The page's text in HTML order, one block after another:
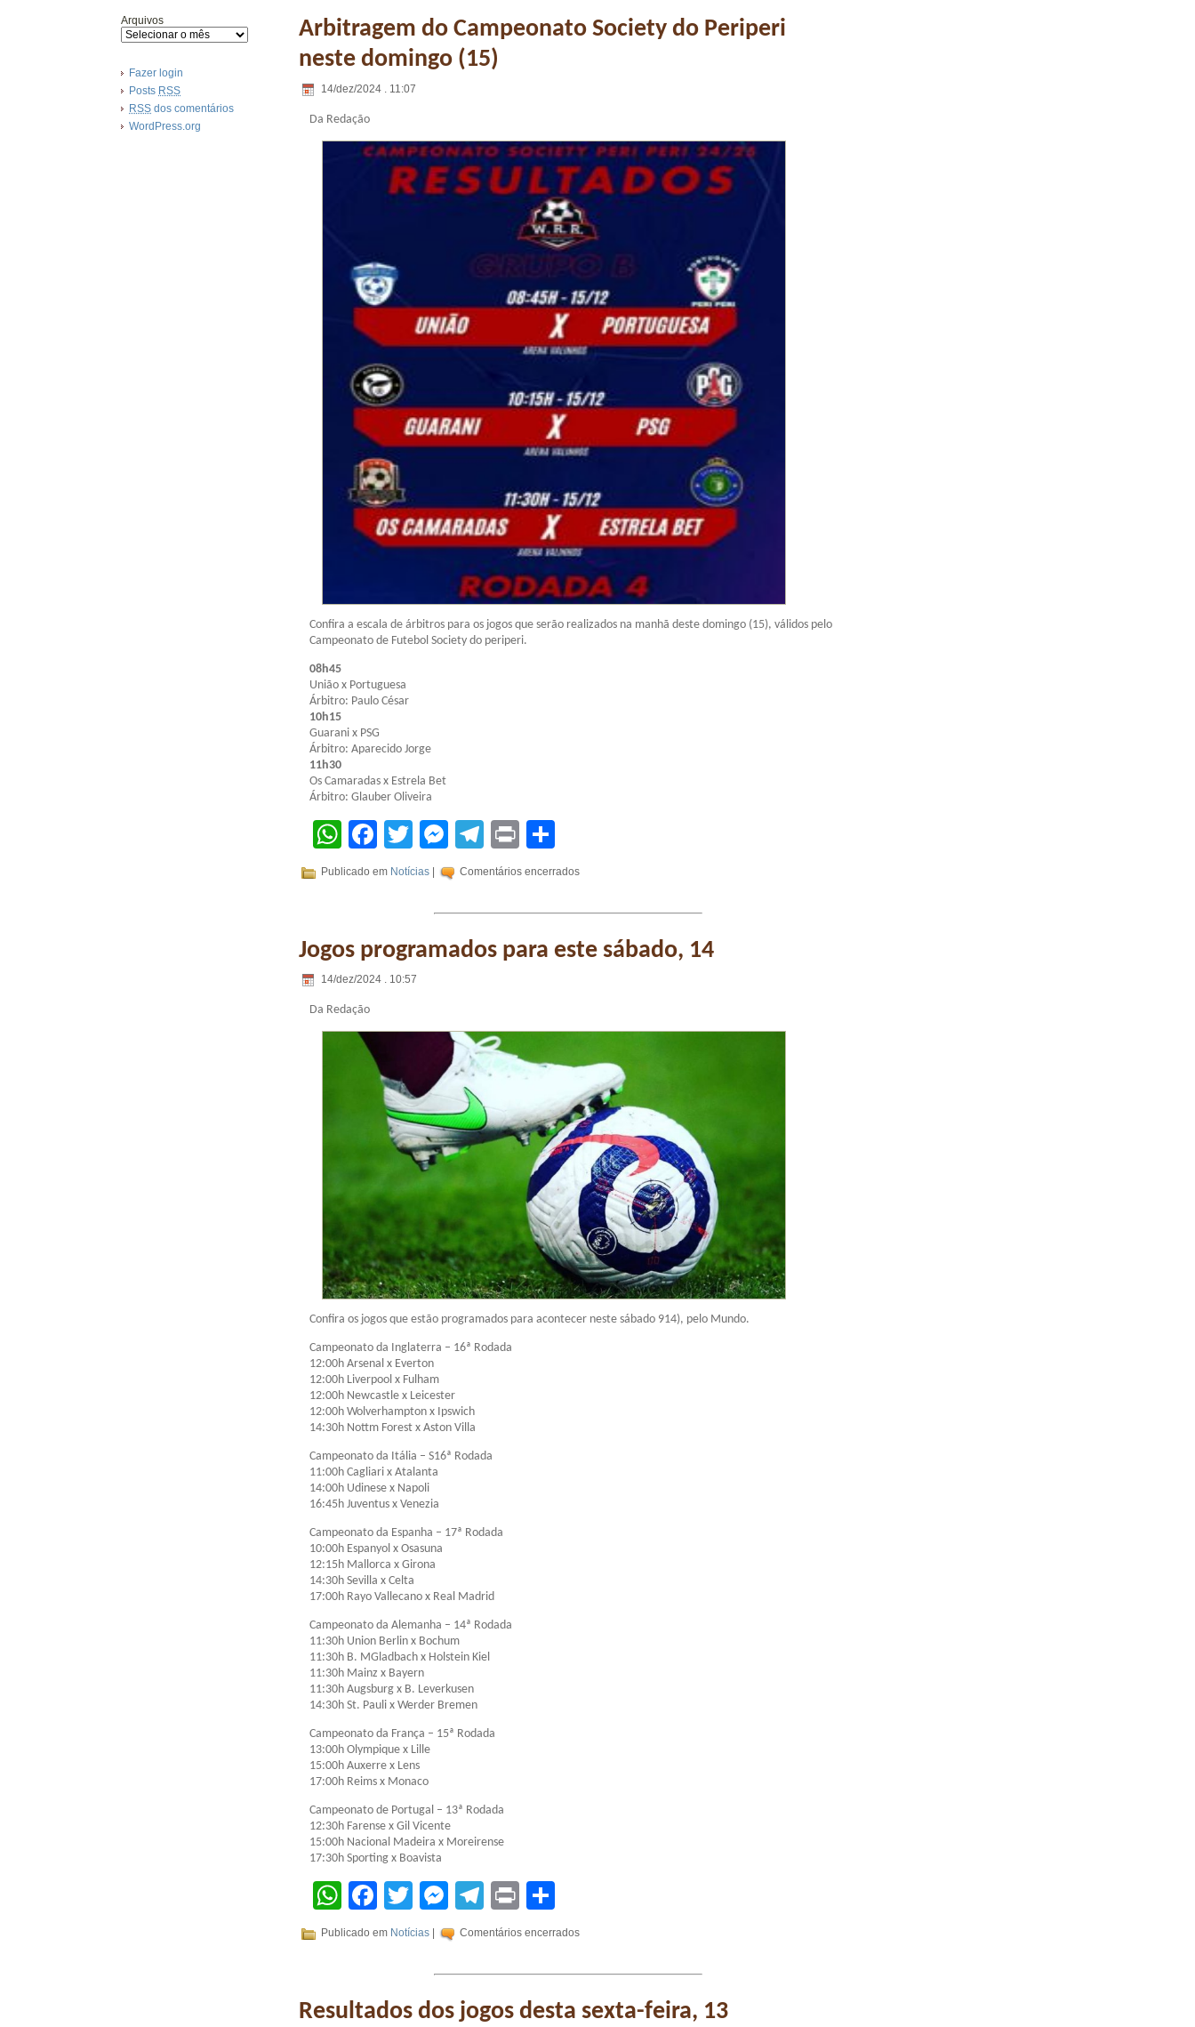
Arquivos
Fazer login
Posts RSS
RSS dos comentários
WordPress.org
Arbitragem do Campeonato Society do Periperi
neste domingo (15)
14/dez/2024 . 11:07
Da Redação
Confira a escala de árbitros para os jogos que serão realizados na manhã deste domingo (15), válidos pelo
Campeonato de Futebol Society do periperi.
08h45
União x Portuguesa
Árbitro: Paulo César
10h15
Guarani x PSG
Árbitro: Aparecido Jorge
11h30
Os Camaradas x Estrela Bet
Árbitro: Glauber Oliveira
WhatsApp
Facebook
TwitterMessenger
Telegram
Print
Publicado em Notícias | Comentários encerrados
Jogos programados para este sábado, 14
14/dez/2024 . 10:57
Da Redação
Confira os jogos que estão programados para acontecer neste sábado 914), pelo Mundo.
Campeonato da Inglaterra – 16ª Rodada
12:00h Arsenal x Everton
12:00h Liverpool x Fulham
12:00h Newcastle x Leicester
12:00h Wolverhampton x Ipswich
14:30h Nottm Forest x Aston Villa
Campeonato da Itália – S16ª Rodada
11:00h Cagliari x Atalanta
14:00h Udinese x Napoli
16:45h Juventus x Venezia
Campeonato da Espanha – 17ª Rodada
10:00h Espanyol x Osasuna
12:15h Mallorca x Girona
14:30h Sevilla x Celta
17:00h Rayo Vallecano x Real Madrid
Campeonato da Alemanha – 14ª Rodada
11:30h Union Berlin x Bochum
11:30h B. MGladbach x Holstein Kiel
11:30h Mainz x Bayern
11:30h Augsburg x B. Leverkusen
14:30h St. Pauli x Werder Bremen
Campeonato da França – 15ª Rodada
13:00h Olympique x Lille
15:00h Auxerre x Lens
17:00h Reims x Monaco
Campeonato de Portugal – 13ª Rodada
12:30h Farense x Gil Vicente
15:00h Nacional Madeira x Moreirense
17:30h Sporting x Boavista
WhatsApp
Facebook
TwitterMessenger
Telegram
Print
Publicado em Notícias Comentários encerrados
Resultados dos jogos desta sexta-feira, 13